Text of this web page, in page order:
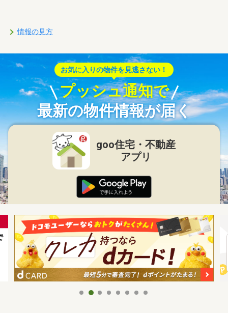
情報の見方
お気に入りの物件を見逃さない！
プッシュ通知で
最新の物件情報が届く
goo住宅・不動産
アプリ